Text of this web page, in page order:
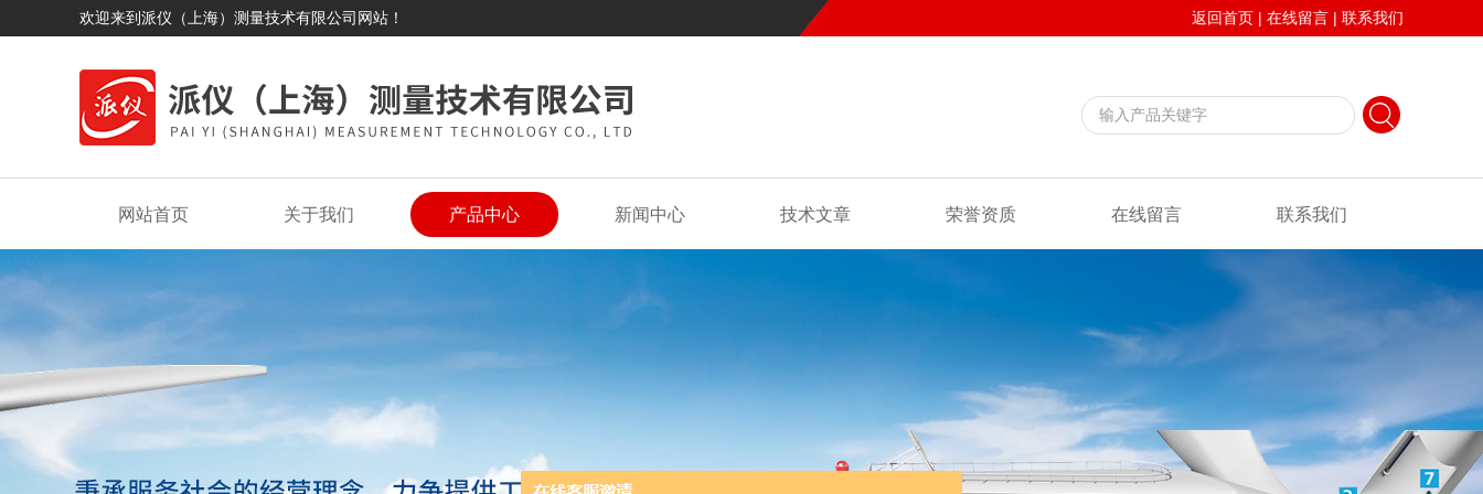
欢迎来到派仪（上海）测量技术有限公司网站！ 返回首页 | 在线留言 | 联系我们
网站首页 关于我们 产品中心 新闻中心 技术文章 荣誉资质 在线留言 联系我们